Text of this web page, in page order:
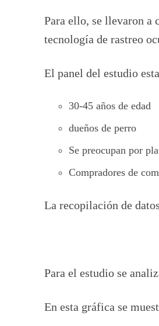
Para ello, se llevaron a
tecnología de rastreo
El panel del estudio
30-45 años de edad
dueños de perro
Se preocupan por
Compradores de
La recopilación de
Para el estudio se
En esta gráfica se